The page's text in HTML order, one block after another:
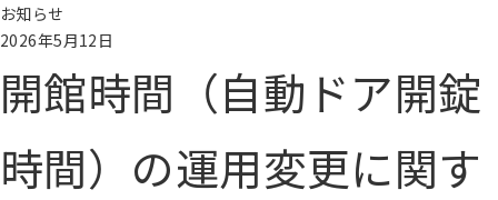
お知らせ
2026年5月12日
開館時間（自動ドア開錠
時間）の運用変更に関す